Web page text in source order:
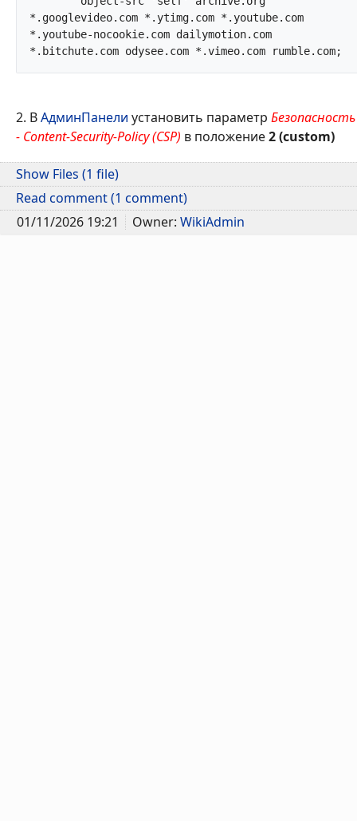
*.googlevideo.com *.ytimg.com *.youtube.com
*.youtube-nocookie.com dailymotion.com
2. ВАдминПанели установить параметр Безопасность
- Content-Security-Policy (CSP) в положение2 (custom)
Show Files (1 file)
Read comment (1 comment)
01/11/2026 19:21
Owner: WikiAdmin